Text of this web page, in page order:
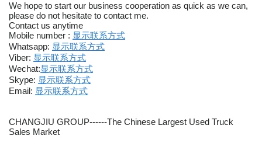
We hope to start our business cooperation as quick as we can,
please do not hesitate to contact me.
Contact us anytime
Mobile number : 显示联系方式
Whatsapp: 显示联系方式
Viber: 显示联系方式
Wechat:显示联系方式
Skype: 显示联系方式
Email: 显示联系方式
CHANGJIU GROUP------The Chinese Largest Used Truck
Sales Market